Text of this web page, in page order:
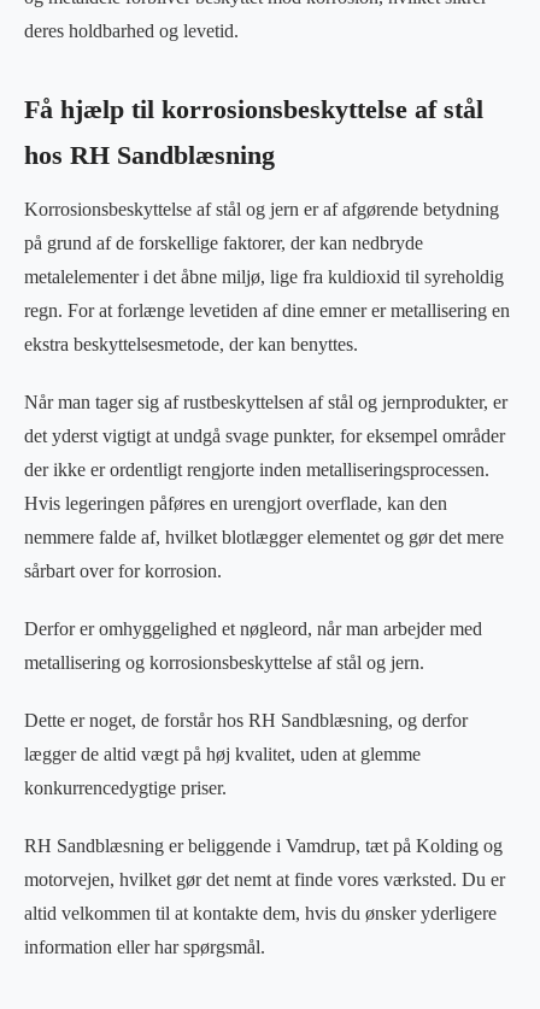
deres holdbarhed og levetid.
Få hjælp til korrosionsbeskyttelse af stål
hos RH Sandblæsning
Korrosionsbeskyttelse af stål og jern er af afgørende betydning
på grund af de forskellige faktorer, der kan nedbryde
metalelementer i det åbne miljø, lige fra kuldioxid til syreholdig
regn. For at forlænge levetiden af dine emner er metallisering en
ekstra beskyttelsesmetode, der kan benyttes.
Når man tager sig af rustbeskyttelsen af stål og jernprodukter, er
det yderst vigtigt at undgå svage punkter, for eksempel områder
der ikke er ordentligt rengjorte inden metalliseringsprocessen.
Hvis legeringen påføres en urengjort overflade, kan den
nemmere falde af, hvilket blotlægger elementet og gør det mere
sårbart over for korrosion.
Derfor er omhyggelighed et nøgleord, når man arbejder med
metallisering og korrosionsbeskyttelse af stål og jern.
Dette er noget, de forstår hos RH Sandblæsning, og derfor
lægger de altid vægt på høj kvalitet, uden at glemme
konkurrencedygtige priser.
RH Sandblæsning er beliggende i Vamdrup, tæt på Kolding og
motorvejen, hvilket gør det nemt at finde vores værksted. Du er
altid velkommen til at kontakte dem, hvis du ønsker yderligere
information eller har spørgsmål.